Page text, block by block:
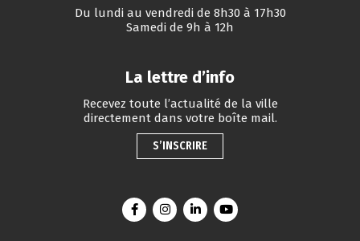
Du lundi au vendredi de 8h30 à 17h30
Samedi de 9h à 12h
La lettre d’info
Recevez toute l’actualité de la ville
directement dans votre boîte mail.
S’INSCRIRE
Lien vers le compte Facebook
Lien vers le compte Instagram
Lien vers le compte Linkedin
Lien vers la chaîne